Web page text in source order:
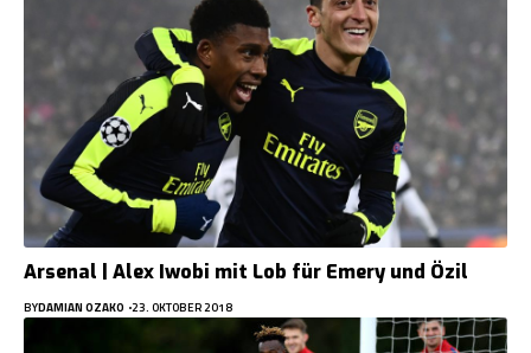
Arsenal | Alex Iwobi mit Lob für Emery und Özil
BYDAMIAN OZAKO 23. OKTOBER 2018